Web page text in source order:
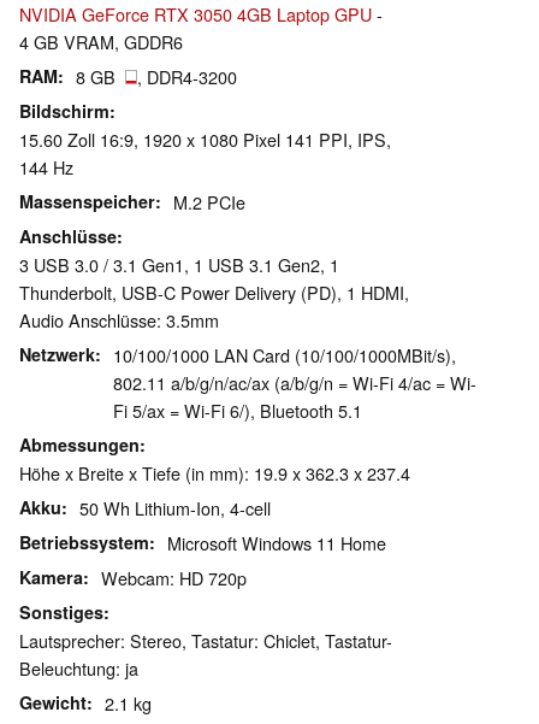
NVIDIA GeForce RTX 3050 4GB Laptop GPU-
4 GB VRAM, GDDR6
RAM 8 GB , DDR4-3200
Bildschirm
15.60 Zoll 16:9, 1920 x 1080 Pixel 141 PPI, IPS,
144 Hz
Massenspeicher M.2 PCIe
Anschlüsse
3 USB 3.0 / 3.1 Gen1, 1 USB 3.1 Gen2, 1
Thunderbolt, USB-C Power Delivery (PD), 1 HDMI,
Audio Anschlüsse: 3.5mm
Netzwerk
10/100/1000 LAN Card (10/100/1000MBit/s),
802.11 a/b/g/n/ac/ax (a/b/g/n = Wi-Fi 4/ac = Wi-
Fi 5/ax = Wi-Fi 6/), Bluetooth 5.1
Abmessungen
Höhe x Breite x Tiefe (in mm): 19.9 x 362.3 x 237.4
Akku 50 Wh Lithium-Ion, 4-cell
Betriebssystem Microsoft Windows 11 Home
Kamera Webcam: HD 720p
Sonstiges
Lautsprecher: Stereo, Tastatur: Chiclet, Tastatur-
Beleuchtung: ja
Gewicht 2.1 kg